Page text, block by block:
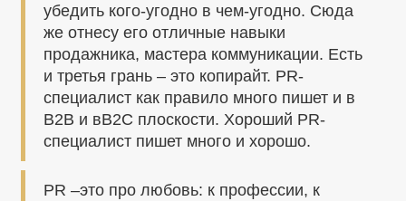
убедить кого-угодно в чем-угодно. Сюда
же отнесу его отличные навыки
продажника, мастера коммуникации. Есть
и третья грань – это копирайт. PR-
специалист как правило много пишет и в
B2B и вB2C плоскости. Хороший PR-
специалист пишет много и хорошо.
PR –это про любовь: к профессии, к